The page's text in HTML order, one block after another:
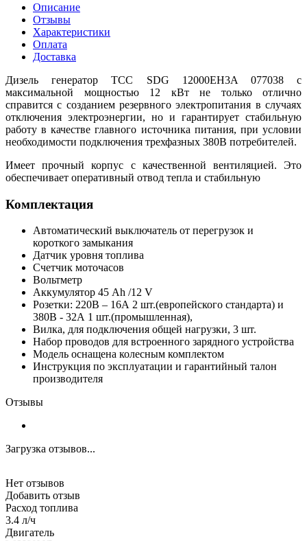
Описание
Отзывы
Характеристики
Оплата
Доставка
Дизель генератор ТСС SDG 12000EH3A 077038 с
максимальной мощностью 12 кВт не только отлично
справится с созданием резервного электропитания в случаях
отключения электроэнергии, но и гарантирует стабильную
работу в качестве главного источника питания, при условии
необходимости подключения трехфазных 380В потребителей.
Имеет прочный корпус с качественной вентиляцией. Это
обеспечивает оперативный отвод тепла и стабильную
Комплектация
Автоматический выключатель от перегрузок и
короткого замыкания
Датчик уровня топлива
Счетчик моточасов
Вольтметр
Аккумулятор 45 Ah /12 V
Розетки: 220В – 16А 2 шт.(европейского стандарта) и
380В - 32А 1 шт.(промышленная),
Вилка, для подключения общей нагрузки, 3 шт.
Набор проводов для встроенного зарядного устройства
Модель оснащена колесным комплектом
Инструкция по эксплуатации и гарантийный талон
производителя
Отзывы
Загрузка отзывов...
Нет отзывов
Добавить отзыв
Расход топлива
3.4 л/ч
Двигатель